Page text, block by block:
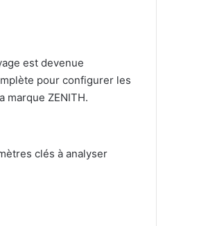
est devenue
pour configurer les
marque ZENITH.
clés à analyser